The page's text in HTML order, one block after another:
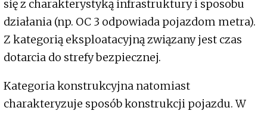
się z charakterystyką infrastruktury i sposobu
działania (np. OC 3 odpowiada pojazdom metra).
Z kategorią eksploatacyjną związany jest czas
dotarcia do strefy bezpiecznej.
Kategoria konstrukcyjna natomiast
charakteryzuje sposób konstrukcji pojazdu. W